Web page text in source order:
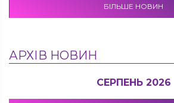
БІЛЬШЕ НОВИН
АРХІВ НОВИН
СЕРПЕНЬ 2026